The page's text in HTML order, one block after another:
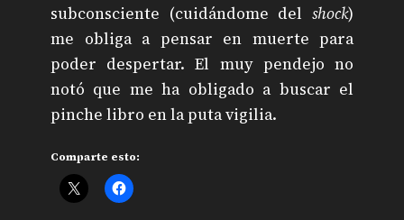
subconsciente (cuidándome del shock)
me obliga a pensar en muerte para
poder despertar. El muy pendejo no
notó que me ha obligado a buscar el
pinche libro en la puta vigilia.
Comparte esto: